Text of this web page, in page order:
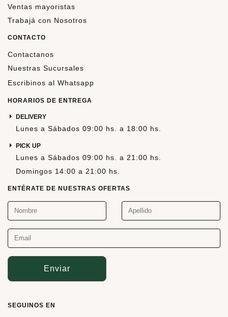
Ventas mayoristas
Trabajá con Nosotros
CONTACTO
Contactanos
Nuestras Sucursales
Escribinos al Whatsapp
HORARIOS DE ENTREGA
DELIVERY
Lunes a Sábados 09:00 hs. a 18:00 hs.
PICK UP
Lunes a Sábados 09:00 hs. a 21:00 hs.
Domingos 14:00 a 21:00 hs.
ENTÉRATE DE NUESTRAS OFERTAS
Enviar
SEGUINOS EN